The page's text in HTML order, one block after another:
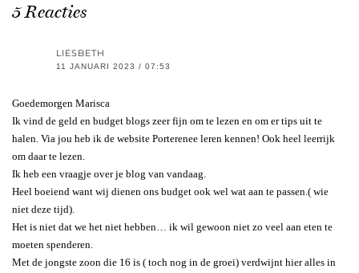
5 Reacties
LIESBETH
11 JANUARI 2023 / 07:53
Goedemorgen Marisca
Ik vind de geld en budget blogs zeer fijn om te lezen en om er tips uit te
halen. Via jou heb ik de website Porterenee leren kennen! Ook heel leerrijk
om daar te lezen.
Ik heb een vraagje over je blog van vandaag.
Heel boeiend want wij dienen ons budget ook wel wat aan te passen.( wie
niet deze tijd).
Het is niet dat we het niet hebben… ik wil gewoon niet zo veel aan eten te
moeten spenderen.
Met de jongste zoon die 16 is ( toch nog in de groei) verdwijnt hier alles in